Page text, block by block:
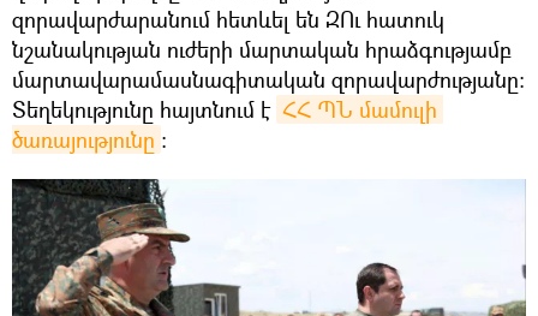
զորավարժարանում հետևել են ԶՈւ հատուկ
նշանակության ուժերի մարտական հրաձգությամբ
մարտավարամասնագիտական զորավարժությանը։
Տեղեկությունը հայտնում է ՀՀ ՊՆ մամուլի
ծառայությունը ։